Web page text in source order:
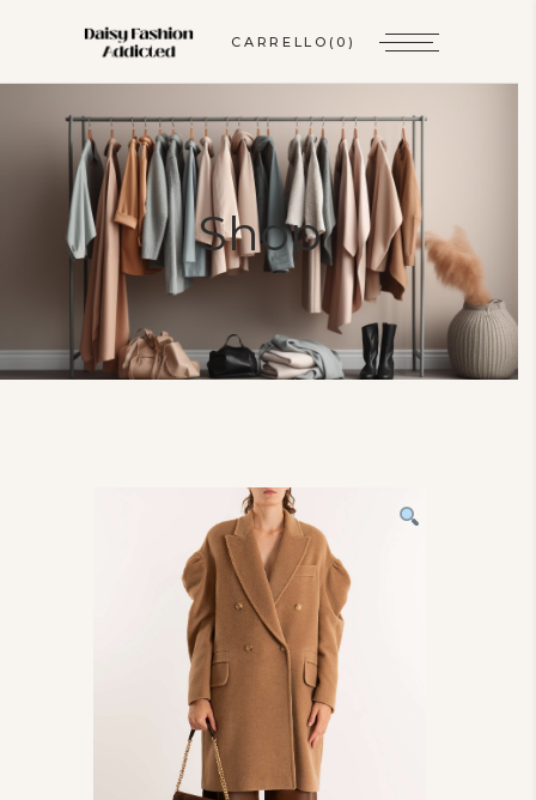
CARRELLO (0)
Shop